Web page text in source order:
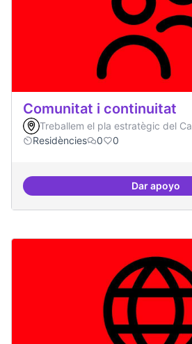
Comunitat i continuitat
Treballem el pla estratègic del
Residències
0 0
Dar apoyo